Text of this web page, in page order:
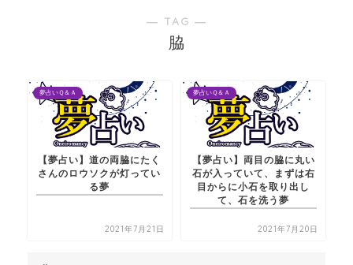
― TAG ―
脇
夢占いＱ＆Ａ
【夢占い】道の両脇にたく
さんのロウソクが灯ってい
る夢
2021年7月21日
夢占いＱ＆Ａ
【夢占い】両目の脇に丸い
石が入っていて、まずは右
目からに小石を取り出し
て、石を洗う夢
2021年7月20日